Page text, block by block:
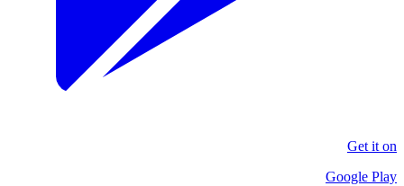
Get it on
Google Play